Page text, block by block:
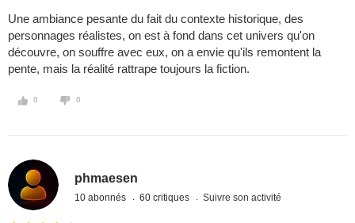
Une ambiance pesante du fait du contexte historique, des
personnages réalistes, on est à fond dans cet univers qu'on
découvre, on souffre avec eux, on a envie qu'ils remontent la
pente, mais la réalité rattrape toujours la fiction.
0 0
phmaesen
10 abonnés 60 critiques Suivre son activité